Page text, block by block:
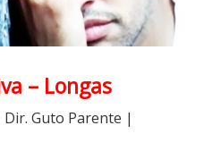
– Longas
Dir. Guto Parente |